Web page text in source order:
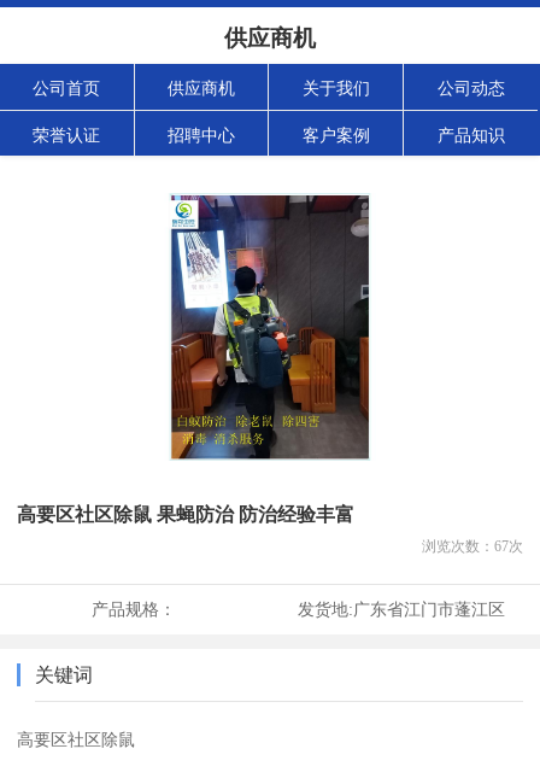
供应商机
公司首页 供应商机 关于我们 公司动态
荣誉认证 招聘中心 客户案例 产品知识
高要区社区除鼠 果蝇防治 防治经验丰富
浏览次数： 67次
产品规格： 发货地:广东省江门市蓬江区
关键词
高要区社区除鼠